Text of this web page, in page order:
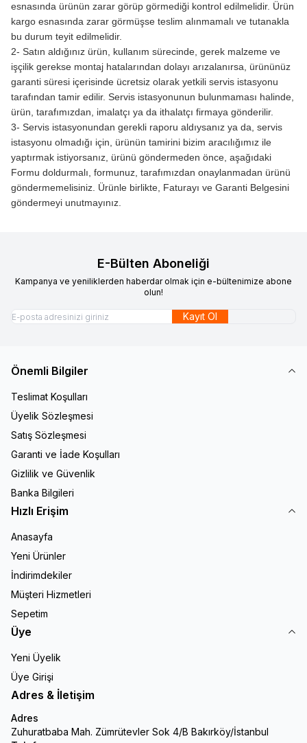
esnasında ürünün zarar görüp görmediği kontrol edilmelidir. Ürün
kargo esnasında zarar görmüşse teslim alınmamalı ve tutanakla
bu durum teyit edilmelidir.
2- Satın aldığınız ürün, kullanım sürecinde, gerek malzeme ve
işçilik gerekse montaj hatalarından dolayı arızalanırsa, ürününüz
garanti süresi içerisinde ücretsiz olarak yetkili servis istasyonu
tarafından tamir edilir. Servis istasyonunun bulunmaması halinde,
ürün, tarafımızdan, imalatçı ya da ithalatçı firmaya gönderilir.
3- Servis istasyonundan gerekli raporu aldıysanız ya da, servis
istasyonu olmadığı için, ürünün tamirini bizim aracılığımız ile
yaptırmak istiyorsanız, ürünü göndermeden önce, aşağıdaki
Formu doldurmalı, formunuz, tarafımızdan onaylanmadan ürünü
göndermemelisiniz. Ürünle birlikte, Faturayı ve Garanti Belgesini
göndermeyi unutmayınız.
E-Bülten Aboneliği
Kampanya ve yeniliklerden haberdar olmak için e-bültenimize abone
olun!
Kayıt Ol
Önemli Bilgiler
Teslimat Koşulları
Üyelik Sözleşmesi
Satış Sözleşmesi
Garanti ve İade Koşulları
Gizlilik ve Güvenlik
Banka Bilgileri
Hızlı Erişim
Anasayfa
Yeni Ürünler
İndirimdekiler
Müşteri Hizmetleri
Sepetim
Üye
Yeni Üyelik
Üye Girişi
Adres & İletişim
Adres
Zuhuratbaba Mah. Zümrütevler Sok 4/B Bakırköy/İstanbul